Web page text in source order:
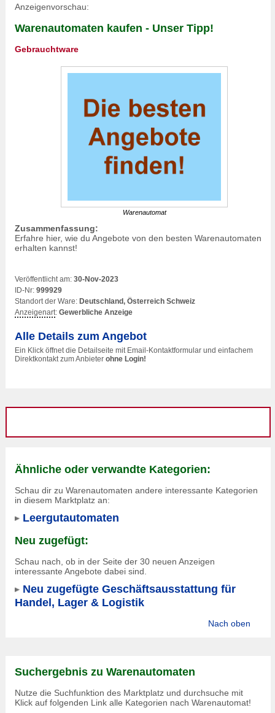
Anzeigenvorschau:
Warenautomaten kaufen - Unser Tipp!
Gebrauchtware
Warenautomat
Zusammenfassung:
Erfahre hier, wie du Angebote von den besten Warenautomaten
erhalten kannst!
Veröffentlicht am: 30-Nov-2023
ID-Nr: 999929
Standort der Ware: Deutschland, Österreich Schweiz
Anzeigenart: Gewerbliche Anzeige
Alle Details zum Angebot
Ein Klick öffnet die Detailseite mit Email-Kontaktformular und einfachem
Direktkontakt zum Anbieter ohne Login!
Ähnliche oder verwandte Kategorien:
Schau dir zu Warenautomaten andere interessante Kategorien
in diesem Marktplatz an:
Leergutautomaten
Neu zugefügt:
Schau nach, ob in der Seite der 30 neuen Anzeigen
interessante Angebote dabei sind.
Neu zugefügte Geschäftsausstattung für
Handel, Lager & Logistik
Nach oben
Suchergebnis zu Warenautomaten
Nutze die Suchfunktion des Marktplatz und durchsuche mit
Klick auf folgenden Link alle Kategorien nach Warenautomat!